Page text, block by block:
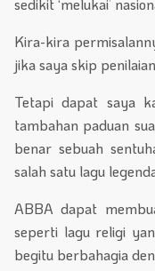
sedikit ‘melukai’
Kira-kira
jika saya skip
Tetapi dapat saya
tambahan paduan
benar sebuah
salah satu lagu
ABBA dapat
seperti lagu religi
begitu berbahagia